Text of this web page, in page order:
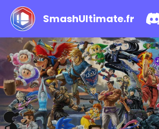
SmashUltimate.fr